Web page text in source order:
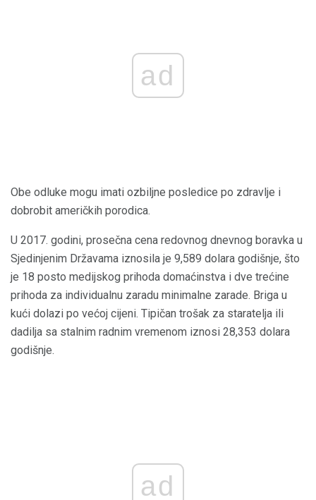
ad
Obe odluke mogu imati ozbiljne posledice po zdravlje i
dobrobit američkih porodica.
U 2017. godini, prosečna cena redovnog dnevnog boravka u
Sjedinjenim Državama iznosila je 9,589 dolara godišnje, što
je 18 posto medijskog prihoda domaćinstva i dve trećine
prihoda za individualnu zaradu minimalne zarade. Briga u
kući dolazi po većoj cijeni. Tipičan trošak za staratelja ili
dadilja sa stalnim radnim vremenom iznosi 28,353 dolara
godišnje.
ad